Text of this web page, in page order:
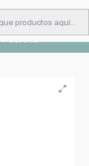
Corona